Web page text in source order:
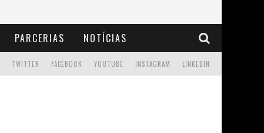
PARCERIAS NOTÍCIAS
LINKEDIN
INSTAGRAM
YOUTUBE
FACEBOOK
TWITTER